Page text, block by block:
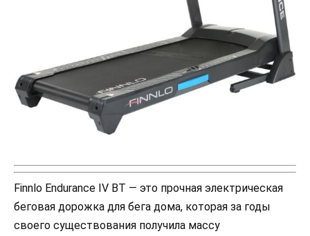
Finnlo Endurance IV BT — это прочная электрическая
беговая дорожка для бега дома, которая за годы
своего существования получила массу